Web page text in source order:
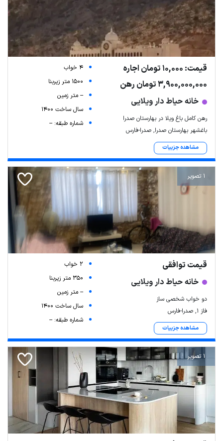
قیمت: 10,000 تومان اجاره
3,900,000,000 تومان رهن
خانه حیاط دار ویلایی
رهن کامل باغ ویلا در بهارستان صدرا
باغشهر بهارستان صدرا, صدرا-فارس
مشاهده جزییات
4 خواب
1500 متر زیربنا
-- متر زمین
سال ساخت 1400
شماره طبقه: --
1 تصویر
قیمت توافقی
خانه حیاط دار ویلایی
دو خواب شخصی ساز
فاز ۱, صدرا-فارس
مشاهده جزییات
2 خواب
350 متر زیربنا
-- متر زمین
سال ساخت 1400
شماره طبقه: --
1 تصویر